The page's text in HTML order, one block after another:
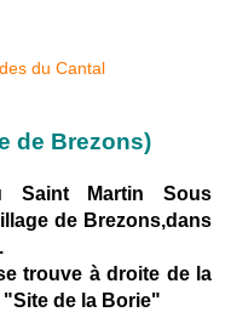
de Brezons)
Saint Martin Sous
de Brezons,dans
trouve à droite de la
de la Borie"